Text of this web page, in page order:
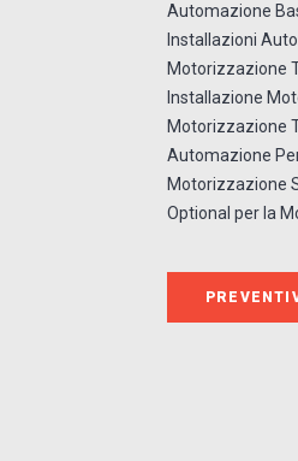
Automazione
Installazioni
Motorizzazione
Installazione
Motorizzazione
Automazione
Motorizzazione
Optional per la